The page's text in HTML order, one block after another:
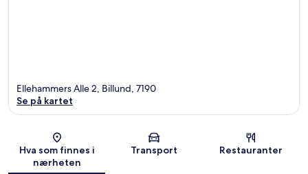
Kart
Ellehammers Alle 2, Billund, 7190
Se på kartet
Hva som finnes i
nærheten
Transport Restauranter